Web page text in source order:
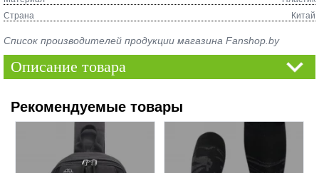
Страна
Китай
Список производителей продукции магазина Fanshop.by
Описание товара
Рекомендуемые товары